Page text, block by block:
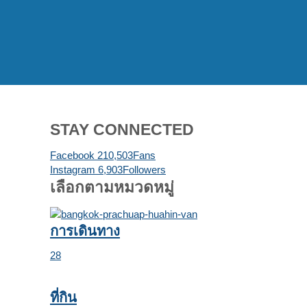
STAY CONNECTED
Facebook 210,503Fans
Instagram 6,903Followers
เลือกตามหมวดหมู่
การเดินทาง
28
ที่กิน